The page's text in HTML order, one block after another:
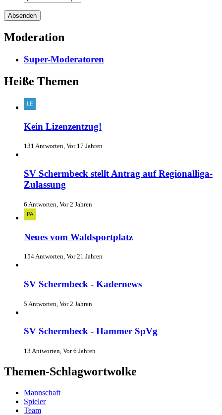
Moderation
Super-Moderatoren
Heiße Themen
Kein Lizenzentzug!
131 Antworten, Vor 17 Jahren
SV Schermbeck stellt Antrag auf Regionalliga-
Zulassung
6 Antworten, Vor 2 Jahren
Neues vom Waldsportplatz
154 Antworten, Vor 21 Jahren
SV Schermbeck - Kadernews
5 Antworten, Vor 2 Jahren
SV Schermbeck - Hammer SpVg
13 Antworten, Vor 6 Jahren
Themen-Schlagwortwolke
Mannschaft
Spieler
Team